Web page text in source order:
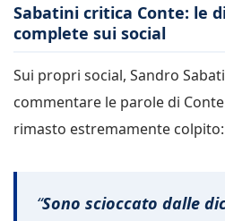
Sabatini critica Conte: le
complete sui social
Sui propri social, Sandro
commentare le parole di
rimasto estremamente colpito:
“Sono scioccato dalle